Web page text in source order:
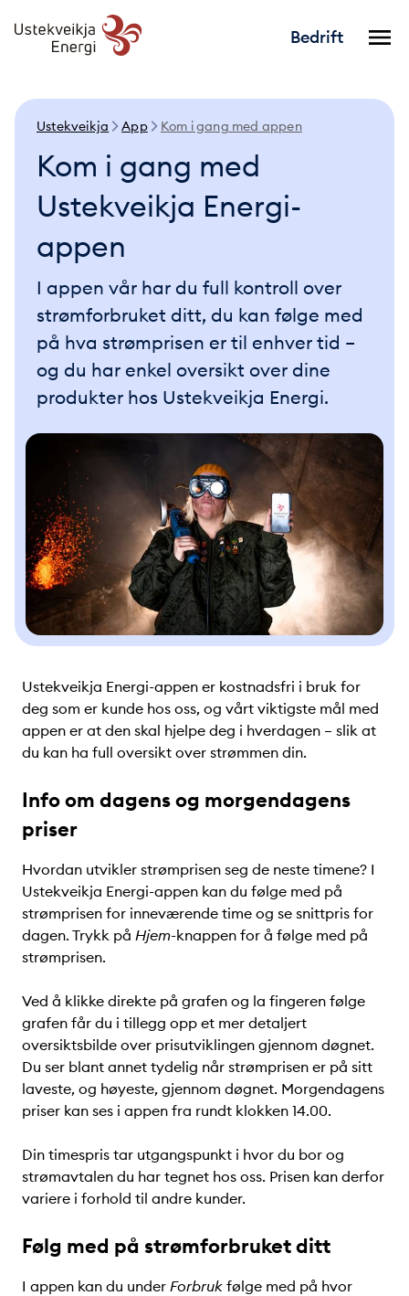
Bedrift
Ustekveikja App Kom i gang med appen
Kom i gang med
Ustekveikja Energi-
appen
I appen vår har du full kontroll over
strømforbruket ditt, du kan følge med
på hva strømprisen er til enhver tid –
og du har enkel oversikt over dine
produkter hos Ustekveikja Energi.
Ustekveikja Energi-appen er kostnadsfri i bruk for
deg som er kunde hos oss, og vårt viktigste mål med
appen er at den skal hjelpe deg i hverdagen – slik at
du kan ha full oversikt over strømmen din.
Info om dagens og morgendagens
priser
Hvordan utvikler strømprisen seg de neste timene? I
Ustekveikja Energi-appen kan du følge med på
strømprisen for inneværende time og se snittpris for
dagen. Trykk på Hjem-knappen for å følge med på
strømprisen.
Ved å klikke direkte på grafen og la fingeren følge
grafen får du i tillegg opp et mer detaljert
oversiktsbilde over prisutviklingen gjennom døgnet.
Du ser blant annet tydelig når strømprisen er på sitt
laveste, og høyeste, gjennom døgnet. Morgendagens
priser kan ses i appen fra rundt klokken 14.00.
Din timespris tar utgangspunkt i hvor du bor og
strømavtalen du har tegnet hos oss. Prisen kan derfor
variere i forhold til andre kunder.
Følg med på strømforbruket ditt
I appen kan du under Forbruk følge med på hvor